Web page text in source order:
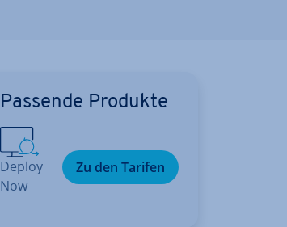
Passende Produkte
Deploy
Now
Zu den Tarifen